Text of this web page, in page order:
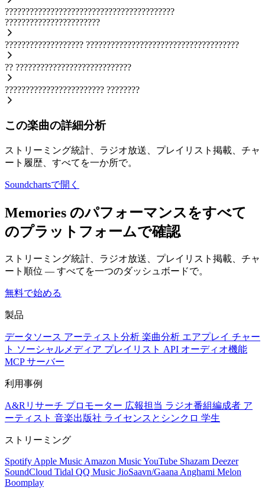
?????????????????????????????????????????
???????????????????????
??????????????????? ?????????????????????????????????????
?? ????????????????????????????
???????????????????????? ????????
この楽曲の詳細分析
ストリーミング統計、ラジオ放送、プレイリスト掲載、チャ
ート履歴、すべてを一か所で。
Soundchartsで開く
Memories のパフォーマンスをすべて
のプラットフォームで確認
ストリーミング統計、ラジオ放送、プレイリスト掲載、チャ
ート順位 — すべてを一つのダッシュボードで。
無料で始める
製品
データソース アーティスト分析 楽曲分析 エアプレイ チャー
ト ソーシャルメディア プレイリスト API オーディオ機能
MCP サーバー
利用事例
A&Rリサーチ プロモーター 広報担当 ラジオ番組編成者 ア
ーティスト 音楽出版社 ライセンスとシンクロ 学生
ストリーミング
Spotify Apple Music Amazon MusicYouTube Shazam Deezer
SoundCloud Tidal QQ Music JioSaavn/Gaana Anghami Melon
Boomplay